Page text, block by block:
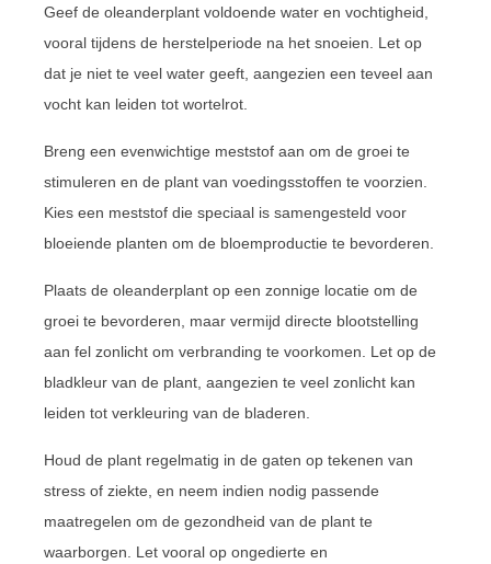
Geef de oleanderplant voldoende water en vochtigheid,
vooral tijdens de herstelperiode na het snoeien. Let op
dat je niet te veel water geeft, aangezien een teveel aan
vocht kan leiden tot wortelrot.
Breng een evenwichtige meststof aan om de groei te
stimuleren en de plant van voedingsstoffen te voorzien.
Kies een meststof die speciaal is samengesteld voor
bloeiende planten om de bloemproductie te bevorderen.
Plaats de oleanderplant op een zonnige locatie om de
groei te bevorderen, maar vermijd directe blootstelling
aan fel zonlicht om verbranding te voorkomen. Let op de
bladkleur van de plant, aangezien te veel zonlicht kan
leiden tot verkleuring van de bladeren.
Houd de plant regelmatig in de gaten op tekenen van
stress of ziekte, en neem indien nodig passende
maatregelen om de gezondheid van de plant te
waarborgen. Let vooral op ongedierte en